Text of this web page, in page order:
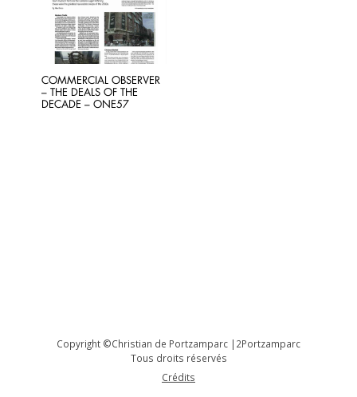
COMMERCIAL OBSERVER
– THE DEALS OF THE
DECADE – ONE57
Copyright ©Christian de Portzamparc |2Portzamparc
Tous droits réservés
Crédits